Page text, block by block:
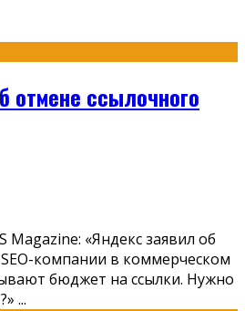
отмене ссылочного
Magazine: «Яндекс заявил об
компании в коммерческом
бюджет на ссылки. Нужно
...